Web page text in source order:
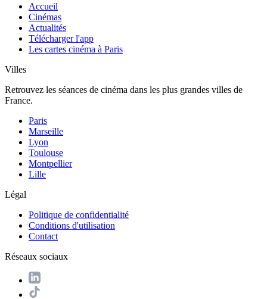
Accueil
Cinémas
Actualités
Télécharger l'app
Les cartes cinéma à Paris
Villes
Retrouvez les séances de cinéma dans les plus grandes villes de
France.
Paris
Marseille
Lyon
Toulouse
Montpellier
Lille
Légal
Politique de confidentialité
Conditions d'utilisation
Contact
Réseaux sociaux